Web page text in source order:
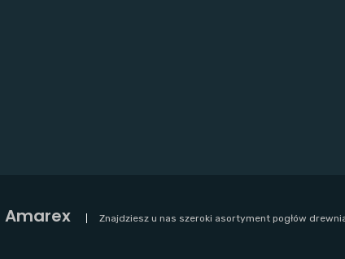
Amarex Znajdziesz u nas szeroki asortyment pogłów